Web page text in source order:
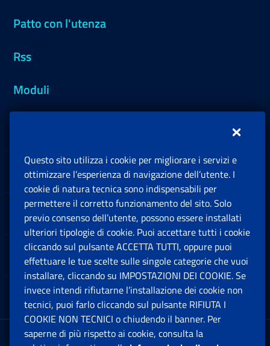
Patto con l'utenza
Rss
Moduli
Sedi e Contatti
Software
Note Legali
App mobile
Sede Legale : Via Ciro il Grande, 21
Questo sito utilizza i cookie per migliorare i servizi e
ottimizzare l’esperienza di navigazione dell’utente. I
cookie di natura tecnica sono indispensabili per
permettere il corretto funzionamento del sito. Solo
previo consenso dell’utente, possono essere installati
ulteriori tipologie di cookie. Puoi accettare tutti i cookie
cliccando sul pulsante ACCETTA TUTTI, oppure puoi
effettuare le tue scelte sulle singole categorie che vuoi
installare, cliccando su IMPOSTAZIONI DEI COOKIE. Se
invece intendi rifiutarne l’installazione dei cookie non
tecnici, puoi farlo cliccando sul pulsante RIFIUTA I
COOKIE NON TECNICI o chiudendo il banner. Per
saperne di più rispetto ai cookie, consulta la